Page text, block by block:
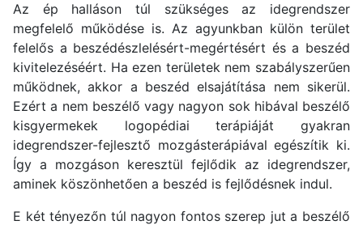
Az ép halláson túl szükséges az idegrendszer
megfelelő működése is. Az agyunkban külön terület
felelős a beszédészlelésért-megértésért és a beszéd
kivitelezéséért. Ha ezen területek nem szabályszerűen
működnek, akkor a beszéd elsajátítása nem sikerül.
Ezért a nem beszélő vagy nagyon sok hibával beszélő
kisgyermekek logopédiai terápiáját gyakran
idegrendszer-fejlesztő mozgásterápiával egészítik ki.
Így a mozgáson keresztül fejlődik az idegrendszer,
aminek köszönhetően a beszéd is fejlődésnek indul.
E két tényezőn túl nagyon fontos szerep jut a beszélő